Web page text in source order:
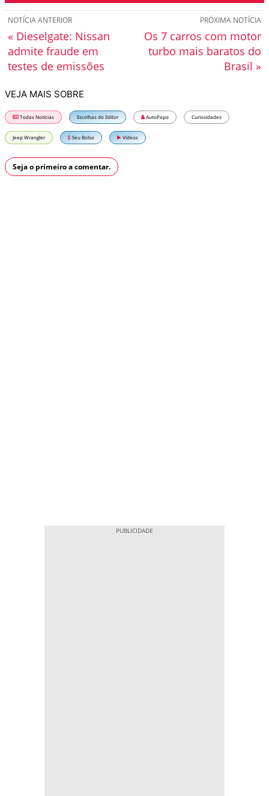
PRÓXIMA NOTÍCIA
Os 7 carros com motor
turbo mais baratos do
Brasil »
NOTÍCIA ANTERIOR
« Dieselgate: Nissan
admite fraude em
testes de emissões
VEJA MAIS SOBRE
Todas Notícias Escolhas do Editor AutoPapo Curiosidades
Jeep Wrangler Seu Bolso Vídeos
Seja o primeiro a comentar.